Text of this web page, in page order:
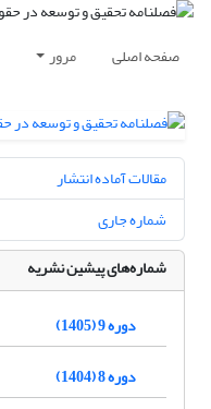
صفحه اصلی مرور
مقالات آماده انتشار
شماره جاری
شماره‌های پیشین نشریه
دوره 9 (1405)
دوره 8 (1404)